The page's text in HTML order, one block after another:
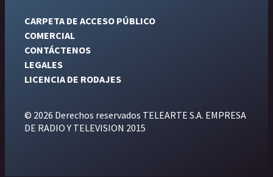
CARPETA DE ACCESO PÚBLICO
COMERCIAL
CONTÁCTENOS
LEGALES
LICENCIA DE RODAJES
© 2026 Derechos reservados TELEARTE S.A. EMPRESA
DE RADIO Y TELEVISION 2015